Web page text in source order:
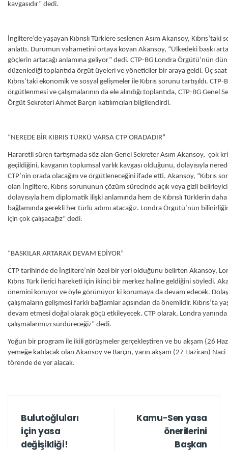
kavgasıdır” dedi.
İngiltere’de yaşayan Kıbrıslı Türklere seslenen Asım Akansoy, Kıbrıs’taki
anlattı. Durumun vahametini ortaya koyan Akansoy, “Ülkedeki baskı
göçlerin artacağı anlamına geliyor” dedi. CTP-BG Londra Örgütü’nün
düzenlediği toplantıda örgüt üyeleri ve yöneticiler bir araya geldi. Üç
Kıbrıs’taki ekonomik ve sosyal gelişmeler ile Kıbrıs sorunu tartışıldı. CTP-
örgütlenmesi ve çalışmalarının da ele alındığı toplantıda, CTP-BG Genel
Örgüt Sekreteri Ahmet Barçın katılımcıları bilgilendirdi.
“NEREDE BİR KIBRIS TÜRKÜ VARSA CTP ORADADIR”
Hararetli süren tartışmada söz alan Genel Sekreter Asım Akansoy, çok
geçildiğini, kavganın toplumsal varlık kavgası olduğunu, dolayısıyla
CTP’nin orada olacağını ve örgütleneceğini ifade etti. Akansoy, “Kıbrıs
olan İngiltere, Kıbrıs sorununun çözüm sürecinde açık veya gizli
dolayısıyla hem diplomatik ilişki anlamında hem de Kıbrıslı Türklerin
bağlamında gerekli her türlü adımı atacağız. Londra Örgütü’nün
için çok çalışacağız” dedi.
“BASKILAR ARTARAK DEVAM EDİYOR”
CTP tarihinde de İngiltere’nin özel bir yeri olduğunu belirten Akansoy,
Kıbrıs Türk ilerici hareketi için ikinci bir merkez haline geldiğini söyledi.
önemini koruyor ve öyle görünüyor ki korumaya da devam edecek.
çalışmaların gelişmesi farklı bağlamlar açısından da önemlidir. Kıbrıs’ta
devam etmesi doğal olarak göçü etkileyecek. CTP olarak, Londra
çalışmalarımızı sürdüreceğiz” dedi.
Yoğun bir program ile ikili görüşmeler gerçekleştiren ve bu akşam (26
yemeğe katılacak olan Akansoy ve Barçın, yarın akşam (27 Haziran) Naci
törende de yer alacak.
Bulutoğluları
için yasa
değişikliği!
Kamu-Sen yasa
önerilerini
Başkan